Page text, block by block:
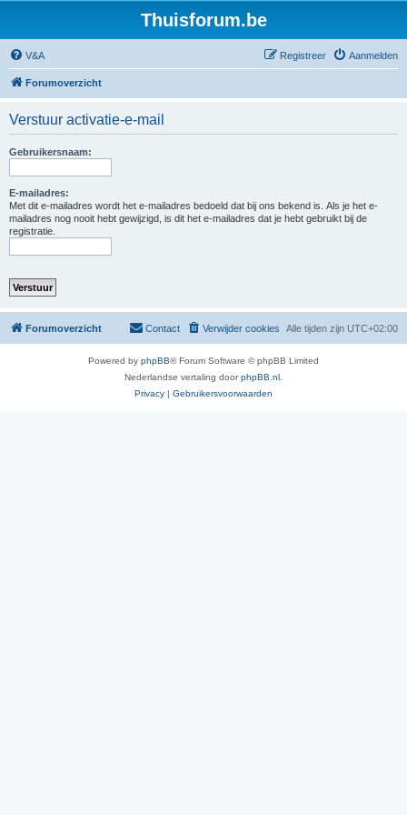
Thuisforum.be
V&A Aanmelden
Registreer
Forumoverzicht
Verstuur activatie-e-mail
Gebruikersnaam:
E-mailadres:
Met dit e-mailadres wordt het e-mailadres bedoeld dat bij ons bekend is. Als je het e-
mailadres nog nooit hebt gewijzigd, is dit het e-mailadres dat je hebt gebruikt bij de
registratie.
Forumoverzicht Alle tijden zijn UTC+02:00
Verwijder cookies
Contact
Powered by phpBB® Forum Software © phpBB Limited
Nederlandse vertaling doorphpBB.nl
Privacy | Gebruikersvoorwaarden